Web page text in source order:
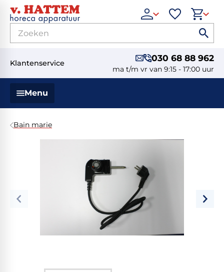
Klantenservice 030 68 88 962
ma t/m vr van 9:15 - 17:00 uur
Menu
Bain marie